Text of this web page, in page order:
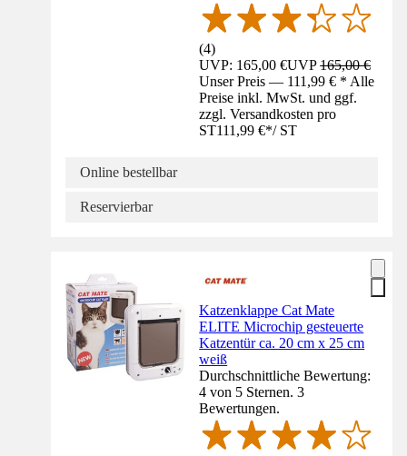
(4)
UVP: 165,00 €UVP165,00 €
Unser Preis — 111,99 € * Alle
Preise inkl. MwSt. und ggf.
zzgl. Versandkosten pro
ST111,99 €*/ ST
Online bestellbar
Reservierbar
Katzenklappe Cat Mate
ELITE Microchip gesteuerte
Katzentür ca. 20 cm x 25 cm
weiß
Durchschnittliche Bewertung:
4 von 5 Sternen. 3
Bewertungen.